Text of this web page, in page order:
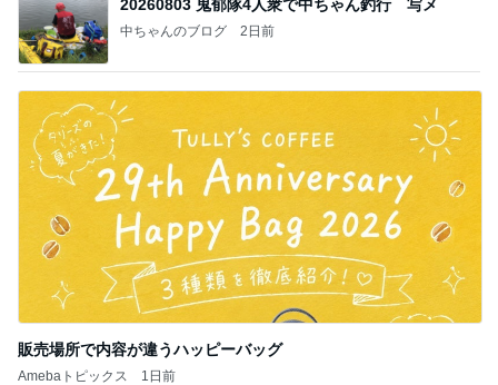
20260803 鬼郁隊4人衆で中ちゃん釣行 写メ
中ちゃんのブログ 2日前
販売場所で内容が違うハッピーバッグ
Amebaトピックス 1日前